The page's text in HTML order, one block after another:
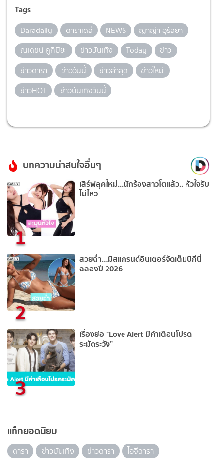
Tags
Daradaily ดาราเดลี่ NEWS
ญาญ่า อุรัสยา
ณเดชน์ คูกิมิยะ
ข่าวบันเทิง Today
ข่าว
ข่าวดารา
ข่าววันนี้ ข่าวล่าสุด
ข่าวใหม่
ข่าวHOT
ข่าวบันเทิงวันนี้
บทความน่าสนใจอื่นๆ
1
เสิร์ฟลุคใหม่...นักร้องสาวโตแล้ว.. หัวใจรับ
ไม่ไหว
2
สวยฉ่ำ…มิสแกรนด์อินเตอร์จัดเต็มบิกีนี่
ฉลองปี 2026
3
เรื่องย่อ “Love Alert มีคำเตือนโปรด
ระมัดระวัง”
แท็กยอดนิยม
ดารา ข่าวบันเทิง ข่าวดารา
ไอจีดารา